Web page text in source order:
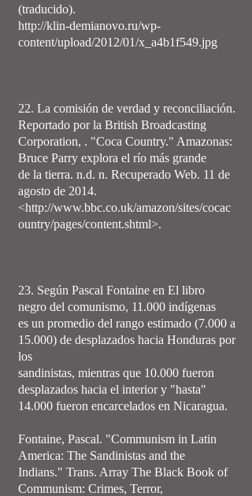
(traducido).
http://klin-demianovo.ru/wp-
content/upload/2012/01/x_a4b1f549.jpg
22. La comisión de verdad y reconciliación.
Reportado por la British Broadcasting
Corporation, . "Coca Country." Amazonas:
Bruce Parry explora el río más grande
de la tierra. n.d. n. Recuperado Web. 11 de
agosto de 2014.
<http://www.bbc.co.uk/amazon/sites/cocac
ountry/pages/content.shtml>.
23. Según Pascal Fontaine en El libro
negro del comunismo, 11.000 indígenas
es un promedio del rango estimado (7.000 a
15.000) de desplazados hacia Honduras por
los
sandinistas, mientras que 10.000 fueron
desplazados hacia el interior y "hasta"
14.000 fueron encarcelados en Nicaragua.
Fontaine, Pascal. "Communism in Latin
America: The Sandinistas and the
Indians." Trans. Array The Black Book of
Communism: Crimes, Terror,